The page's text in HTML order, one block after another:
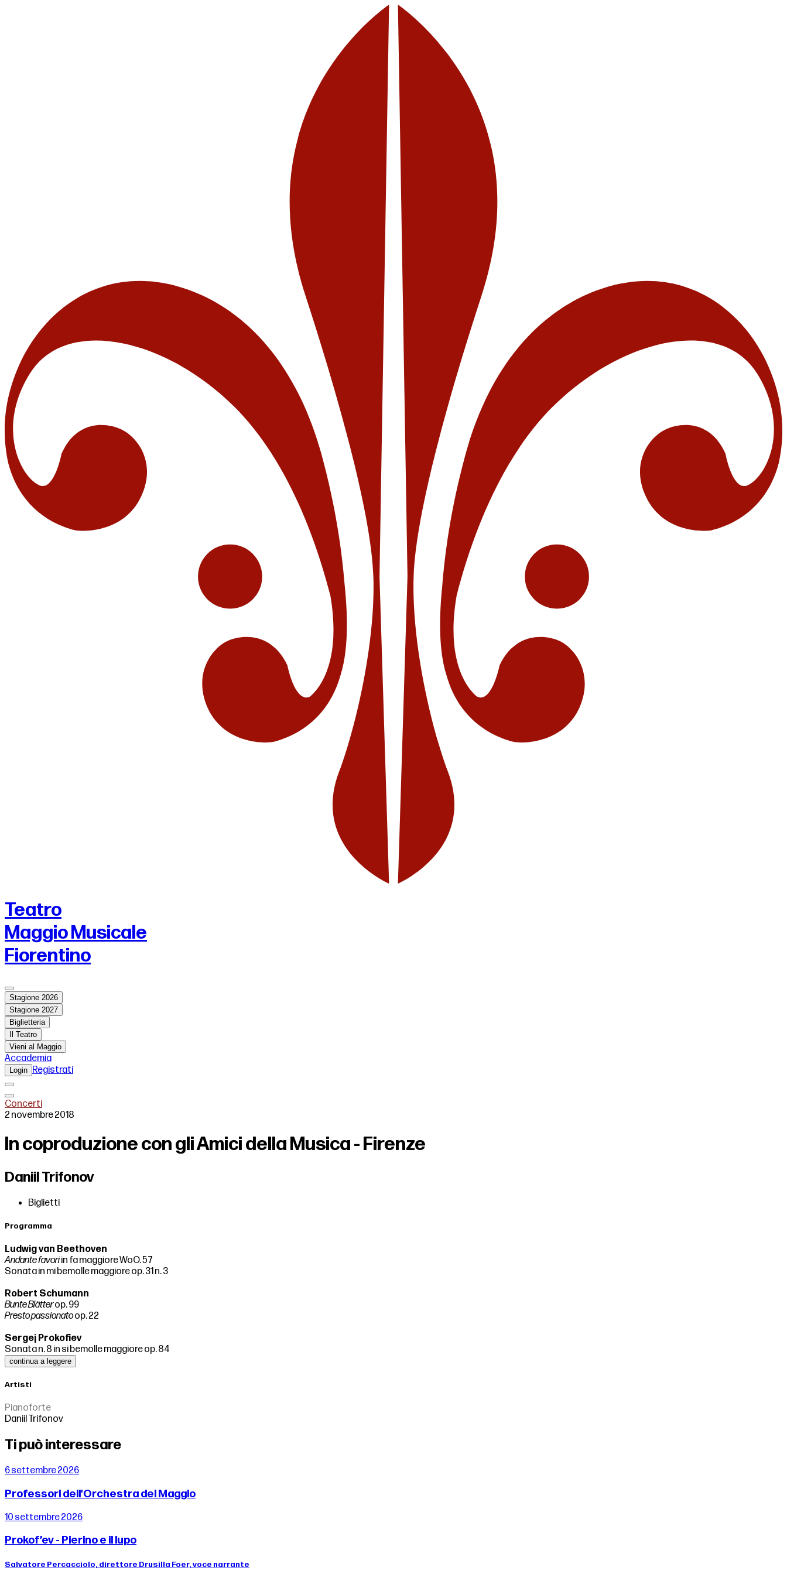
Teatro
Maggio Musicale
Fiorentino
Stagione 2026
Stagione 2027
Biglietteria
Il Teatro
Vieni al Maggio
Accademia
Login Registrati
Concerti
2 novembre 2018
In coproduzione con gli Amici della Musica - Firenze
Daniil Trifonov
Biglietti
Programma
Ludwig van Beethoven
Andante favoriin fa maggiore WoO. 57
Sonata in mi bemolle maggiore op. 31 n. 3
Robert Schumann
Bunte Blätterop. 99
Presto passionatoop. 22
Sergej Prokofiev
Sonata n. 8 in si bemolle maggiore op. 84
continua a leggere
Artisti
Pianoforte
Daniil Trifonov
Ti può interessare
6 settembre 2026
Professori dell'Orchestra del Maggio
10 settembre 2026
Prokof’ev - Pierino e il lupo
Salvatore Percacciolo, direttore Drusilla Foer, voce narrante